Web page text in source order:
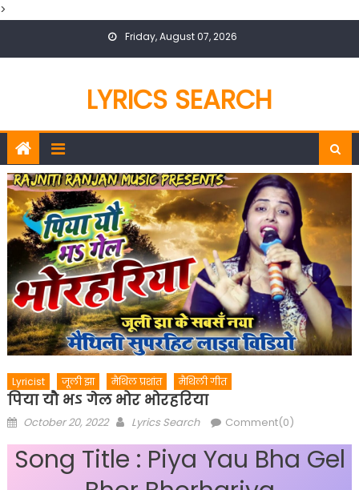
>
Friday, August 07, 2026
LYRICS SEARCH
Lyricist जूली झा मैथिल प्रशांत मैथिली गीत
पिया यौ भऽ गेल भोर भोरहरिया
Posted
October 20, 2022 Author
Lyrics Search Comment(0)
Song Title : Piya Yau Bha Gel